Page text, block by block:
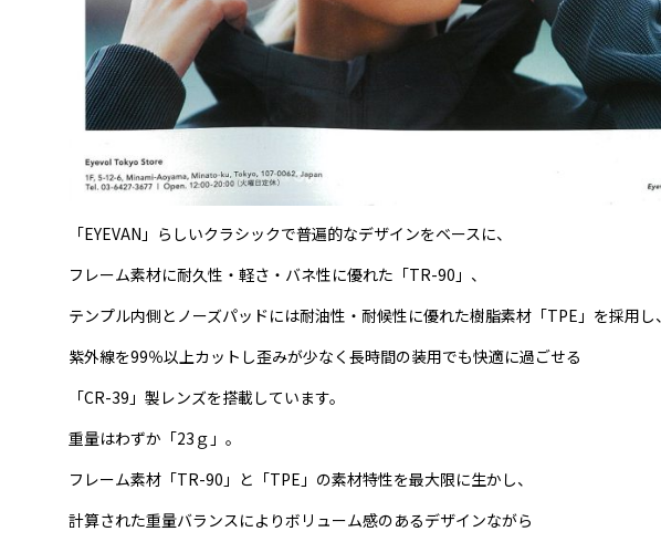
「EYEVAN」らしいクラシックで普遍的なデザインをベースに、
フレーム素材に耐久性・軽さ・バネ性に優れた「TR-90」、
テンプル内側とノーズパッドには耐油性・耐候性に優れた樹脂素材「TPE」を採用し、
紫外線を99％以上カットし歪みが少なく長時間の装用でも快適に過ごせる
「CR-39」製レンズを搭載しています。
重量はわずか「23ｇ」。
フレーム素材「TR-90」と「TPE」の素材特性を最大限に生かし、
計算された重量バランスによりボリューム感のあるデザインながら